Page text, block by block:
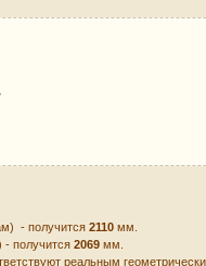
- получится2110 мм.
- получится2069 мм.
реальным